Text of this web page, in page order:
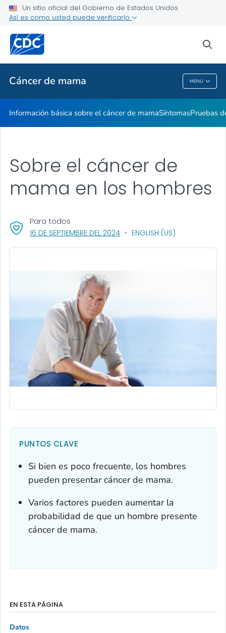
Un sitio oficial del Gobierno de Estados Unidos
Así es como usted puede verificarlo
Cáncer de mama MENÚ
Recursos para compartir
Temas relacionados
Cáncer De Mama
Información básica sobre el cáncer de mamaSíntomasPruebas
16 DE SEPTIEMBRE DEL 2024, VISIT LINK FOR DETAILS.
ENGLISH (US)
Para todos
Sobre el cáncer de
mama en los hombres
PUNTOS CLAVE
Si bien es poco frecuente, los hombres
pueden presentar cáncer de mama.
Varios factores pueden aumentar la
probabilidad de que un hombre presente
cáncer de mama.
EN ESTA PÁGINA
Datos